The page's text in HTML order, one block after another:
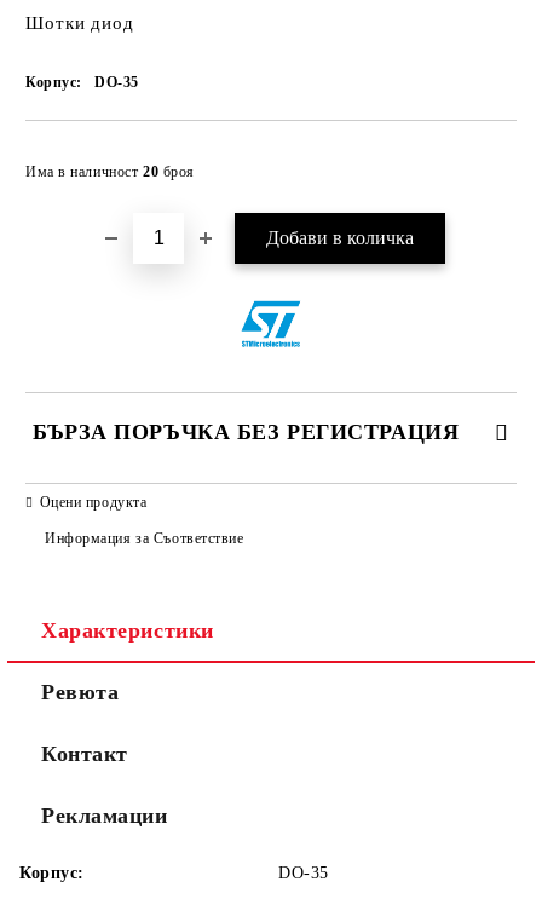
Шотки диод
Корпус: DO-35
Има в наличност 20 броя
БЪРЗА ПОРЪЧКА БЕЗ РЕГИСТРАЦИЯ
Ние ще се свържем с вас в рамките на работния ден.
Оцени продукта
Информация за Съответствие
Характеристики
Ревюта
Контакт
Рекламации
Корпус: DO-35